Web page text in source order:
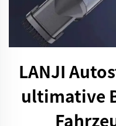
LANJI
ultimative